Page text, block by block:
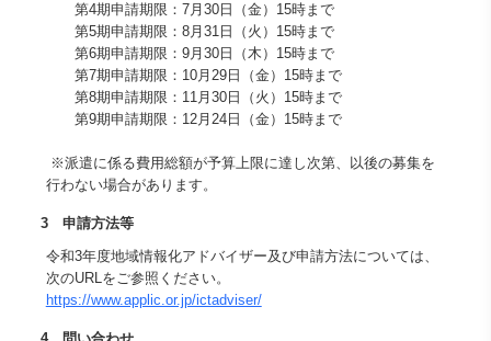
第4期申請期限：7月30日（金）15時まで
第5期申請期限：8月31日（火）15時まで
第6期申請期限：9月30日（木）15時まで
第7期申請期限：10月29日（金）15時まで
第8期申請期限：11月30日（火）15時まで
第9期申請期限：12月24日（金）15時まで
※派遣に係る費用総額が予算上限に達し次第、以後の募集を
行わない場合があります。
3 申請方法等
令和3年度地域情報化アドバイザー及び申請方法については、
次のURLをご参照ください。
https://www.applic.or.jp/ictadviser/